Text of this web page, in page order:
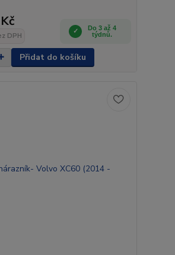
DPH
Do 3 až 4
týdnů.
Přidat do košíku